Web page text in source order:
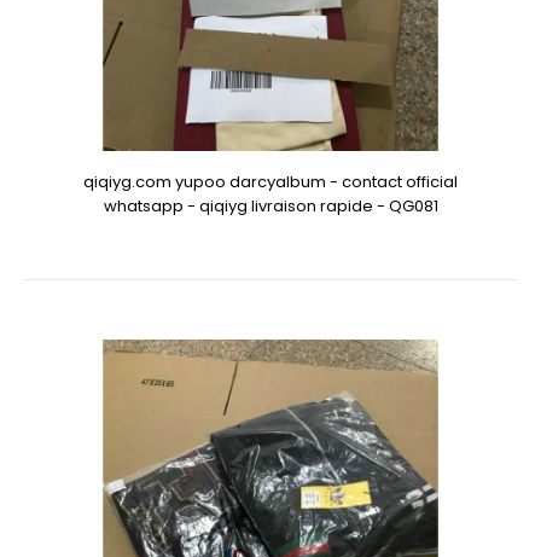
qiqiyg.com yupoo darcyalbum - contact official
whatsapp - qiqiyg livraison rapide - QG081